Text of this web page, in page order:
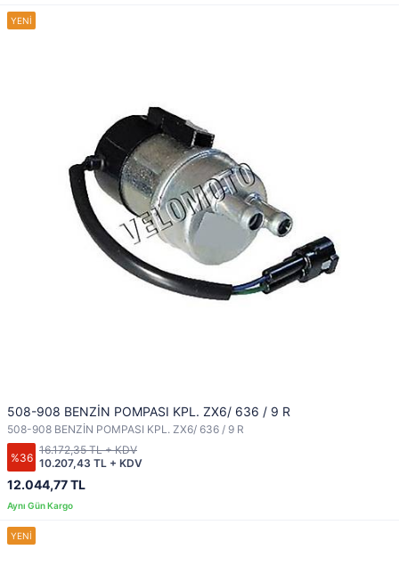
508-908 BENZİN POMPASI KPL. ZX6/ 636 / 9 R
508-908 BENZİN POMPASI KPL. ZX6/ 636 / 9 R
%36
12.044,77 TL
10.207,43 TL + KDV
16.172,35 TL + KDV